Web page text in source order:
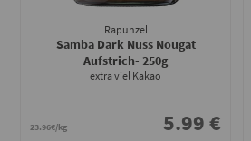
Rapunzel
Samba Dark Nuss Nougat
Aufstrich- 250g
extra viel Kakao
23.96€/kg 5.99 €